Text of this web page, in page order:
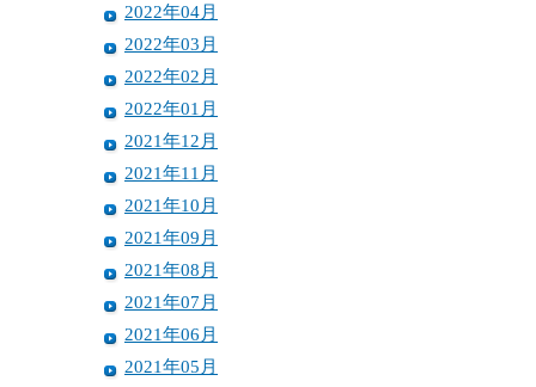
2022年04月
2022年03月
2022年02月
2022年01月
2021年12月
2021年11月
2021年10月
2021年09月
2021年08月
2021年07月
2021年06月
2021年05月